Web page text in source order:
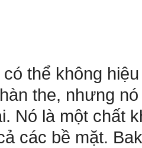
thể không
the, nhưng
Nó là một chất
các bề mặt.